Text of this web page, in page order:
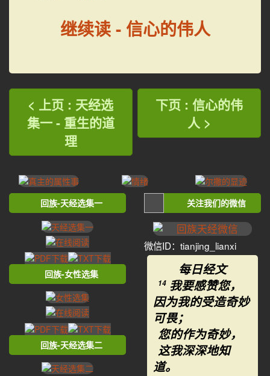
继续读 - 信心的伟人
< 上页 : 天经选
集一 - 重生的道
理
下页 : 信心的伟
人 >
回族-天经选集一
回族-女性选集
回族-天经选集二
关注我们的微信
微信ID：tianjing_lianxi
每日经文
14 我要感赞您，
因为我的受造奇妙
可畏；
您的作为奇妙，
这我深深地知
道。